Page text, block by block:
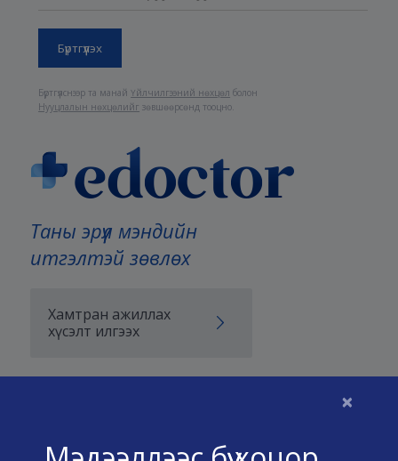
×
Таны эрүүл мэндийн
итгэлтэй зөвлөх
Хамтран ажиллах
хүсэлт илгээх
Бүртгүүлснээр та манайҮйлчилгээний нөхцөл болон
Нууцлалын нөхцөлийг зөвшөөрсөнд тооцно.